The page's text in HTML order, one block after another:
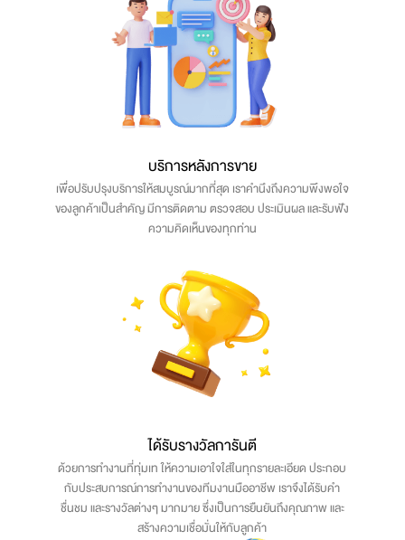
บริการหลังการขาย
เพื่อปรับปรุงบริการให้สมบูรณ์มากที่สุด เราคำนึงถึงความพึงพอใจ
ของลูกค้าเป็นสำคัญ มีการติดตาม ตรวจสอบ ประเมินผล และรับฟัง
ความคิดเห็นของทุกท่าน
ได้รับรางวัลการันตี
ด้วยการทำงานที่ทุ่มเท ให้ความเอาใจใส่ในทุกรายละเอียด ประกอบ
กับประสบการณ์การทำงานของทีมงานมืออาชีพ เราจึงได้รับคำ
ชื่นชม และรางวัลต่างๆ มากมาย ซึ่งเป็นการยืนยันถึงคุณภาพ และ
สร้างความเชื่อมั่นให้กับลูกค้า